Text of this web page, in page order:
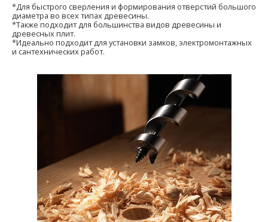
*Для быстрого сверления и формирования отверстий большого
диаметра во всех типах древесины.
*Также подходит для большинства видов древесины и
древесных плит.
*Идеально подходит для установки замков, электромонтажных
и сантехнических работ.